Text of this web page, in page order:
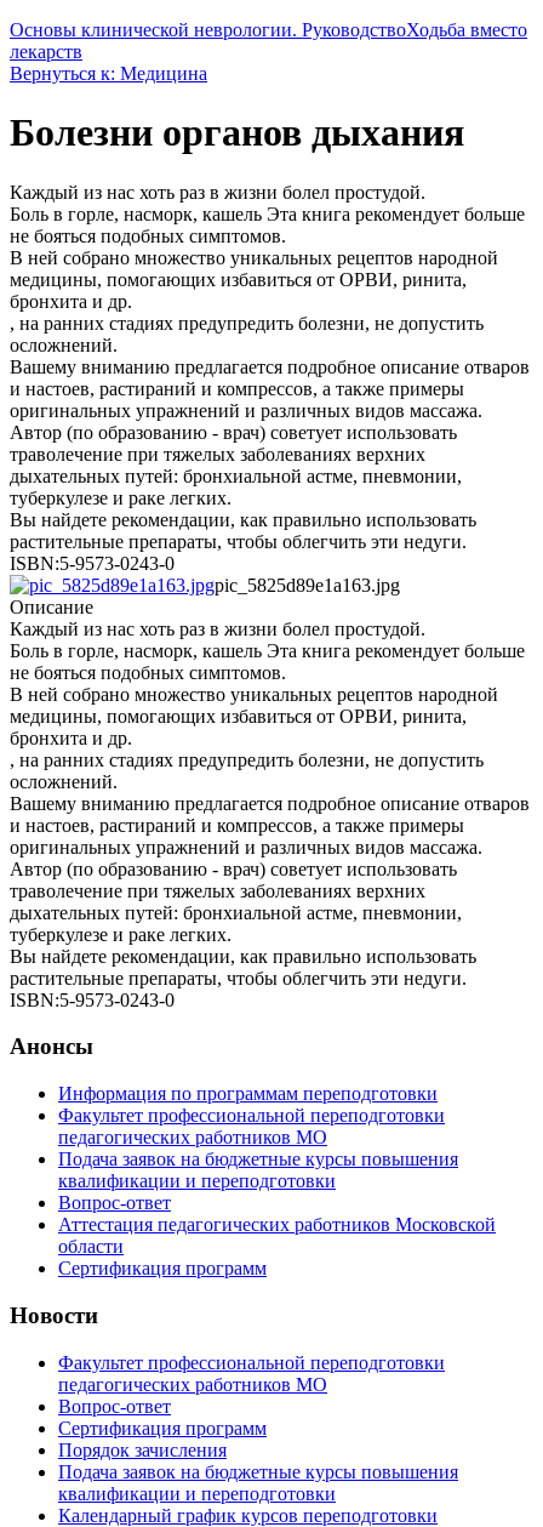
Основы клинической неврологии. РуководствоХодьба вместо
лекарств
Вернуться к: Медицина
Болезни органов дыхания
Каждый из нас хоть раз в жизни болел простудой.
Боль в горле, насморк, кашель Эта книга рекомендует больше
не бояться подобных симптомов.
В ней собрано множество уникальных рецептов народной
медицины, помогающих избавиться от ОРВИ, ринита,
бронхита и др.
, на ранних стадиях предупредить болезни, не допустить
осложнений.
Вашему вниманию предлагается подробное описание отваров
и настоев, растираний и компрессов, а также примеры
оригинальных упражнений и различных видов массажа.
Автор (по образованию - врач) советует использовать
траволечение при тяжелых заболеваниях верхних
дыхательных путей: бронхиальной астме, пневмонии,
туберкулезе и раке легких.
Вы найдете рекомендации, как правильно использовать
растительные препараты, чтобы облегчить эти недуги.
ISBN:5-9573-0243-0
pic_5825d89e1a163.jpg
Описание
Каждый из нас хоть раз в жизни болел простудой.
Боль в горле, насморк, кашель Эта книга рекомендует больше
не бояться подобных симптомов.
В ней собрано множество уникальных рецептов народной
медицины, помогающих избавиться от ОРВИ, ринита,
бронхита и др.
, на ранних стадиях предупредить болезни, не допустить
осложнений.
Вашему вниманию предлагается подробное описание отваров
и настоев, растираний и компрессов, а также примеры
оригинальных упражнений и различных видов массажа.
Автор (по образованию - врач) советует использовать
траволечение при тяжелых заболеваниях верхних
дыхательных путей: бронхиальной астме, пневмонии,
туберкулезе и раке легких.
Вы найдете рекомендации, как правильно использовать
растительные препараты, чтобы облегчить эти недуги.
ISBN:5-9573-0243-0
Анонсы
Информация по программам переподготовки
Факультет профессиональной переподготовки
педагогических работников МО
Подача заявок на бюджетные курсы повышения
квалификации и переподготовки
Вопрос-ответ
Аттестация педагогических работников Московской
области
Сертификация программ
Новости
Факультет профессиональной переподготовки
педагогических работников МО
Вопрос-ответ
Сертификация программ
Порядок зачисления
Подача заявок на бюджетные курсы повышения
квалификации и переподготовки
Календарный график курсов переподготовки